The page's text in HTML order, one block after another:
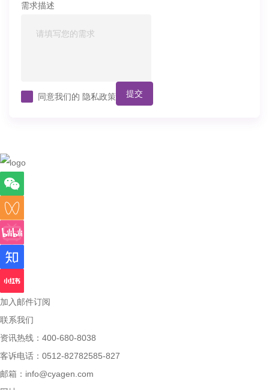
需求描述
同意我们的 隐私政策 提交
加入邮件订阅
联系我们
资讯热线：400-680-8038
客诉电话：0512-82782585-827
邮箱： info@cyagen.com